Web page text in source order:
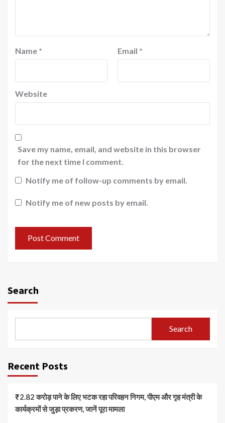
Name * Email *
Website
Save my name, email, and website in this browser
for the next time I comment.
Notify me of follow-up comments by email.
Notify me of new posts by email.
Search
Search
Recent Posts
₹2.82 करोड़ पाने के लिए भटक रहा परिवहन निगम, पीएम और गृह मंत्री के
कार्यक्रमों से जुड़ा प्रकरण, जानें पूरा मामला